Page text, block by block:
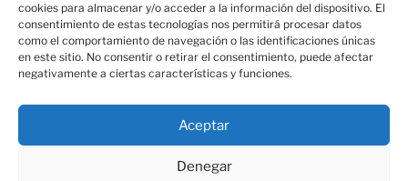
cookies para almacenar y/o acceder a la información del dispositivo. El
consentimiento de estas tecnologías nos permitirá procesar datos
como el comportamiento de navegación o las identificaciones únicas
en este sitio. No consentir o retirar el consentimiento, puede afectar
negativamente a ciertas características y funciones.
Aceptar
Denegar